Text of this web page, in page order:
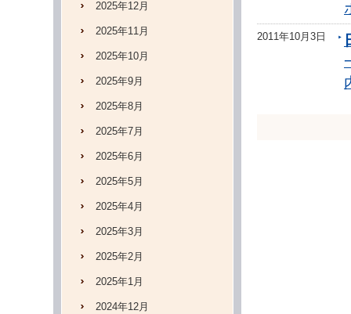
2011年10月3日
2025年12月
2025年11月
2025年10月
2025年9月
2025年8月
2025年7月
2025年6月
2025年5月
2025年4月
2025年3月
2025年2月
2025年1月
2024年12月